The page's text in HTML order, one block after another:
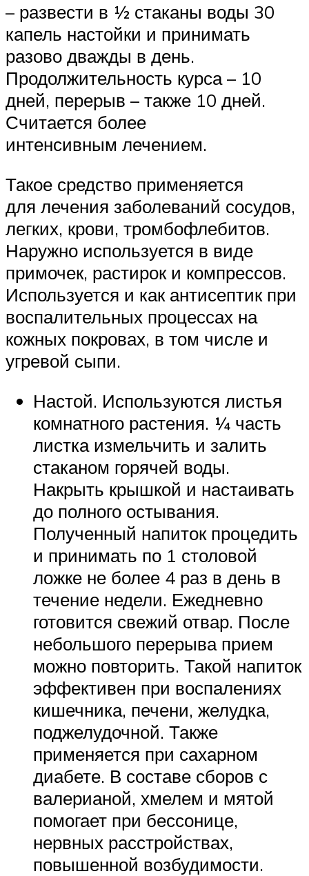
– развести в ½ стаканы воды 30
капель настойки и принимать
разово дважды в день.
Продолжительность курса – 10
дней, перерыв – также 10 дней.
Считается более
интенсивным лечением.
Такое средство применяется
для лечения заболеваний сосудов,
легких, крови, тромбофлебитов.
Наружно используется в виде
примочек, растирок и компрессов.
Используется и как антисептик при
воспалительных процессах на
кожных покровах, в том числе и
угревой сыпи.
Настой. Используются листья
комнатного растения. ¼ часть
листка измельчить и залить
стаканом горячей воды.
Накрыть крышкой и настаивать
до полного остывания.
Полученный напиток процедить
и принимать по 1 столовой
ложке не более 4 раз в день в
течение недели. Ежедневно
готовится свежий отвар. После
небольшого перерыва прием
можно повторить. Такой напиток
эффективен при воспалениях
кишечника, печени, желудка,
поджелудочной. Также
применяется при сахарном
диабете. В составе сборов с
валерианой, хмелем и мятой
помогает при бессонице,
нервных расстройствах,
повышенной возбудимости.